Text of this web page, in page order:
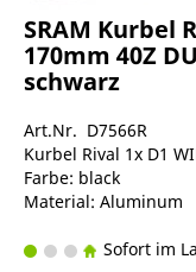
SRAM Kurbel
170mm 40Z
schwarz
Art.Nr. D7566R
Kurbel Rival 1x D1
Farbe: black
Material: Aluminum
Sofort im